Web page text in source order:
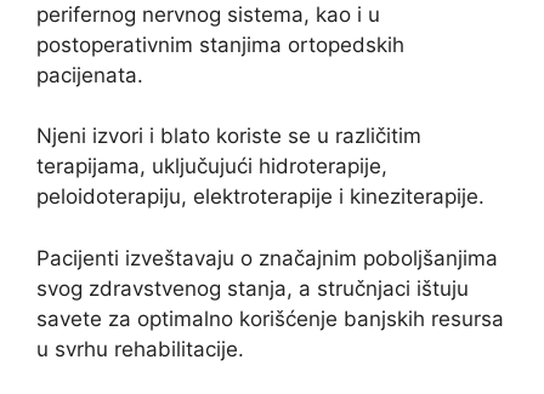
perifernog nervnog sistema, kao i u
postoperativnim stanjima ortopedskih
pacijenata.
Njeni izvori i blato koriste se u različitim
terapijama, uključujući hidroterapije,
peloidoterapiju, elektroterapije i kineziterapije.
Pacijenti izveštavaju o značajnim poboljšanjima
svog zdravstvenog stanja, a stručnjaci ištuju
savete za optimalno korišćenje banjskih resursa
u svrhu rehabilitacije.